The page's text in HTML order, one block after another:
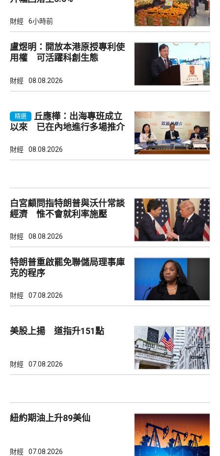
財經 6小時前
盧煜明：開放本港原授專利使
用權 可活躍科創生態
財經 08.08.2026
精選
丘應樺：出海專班成立
以來 已在內地進行多場推介
財經 08.08.2026
白宮顧問指特朗普與沃什常談
經濟 惟不會就利率施壓
財經 08.08.2026
特朗普重啟罷免聯儲局理事庫
克的程序
財經 07.08.2026
美股上揚 道指升151點
財經 07.08.2026
紐約期油上升89美仙
財經 07.08.2026